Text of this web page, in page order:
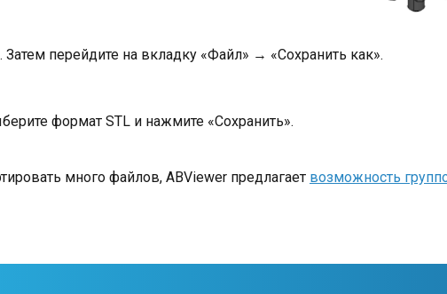
перейдите на вкладку «Файл» → «Сохранить как».
формат STL и нажмите «Сохранить».
много файлов, ABViewer предлагает возможность